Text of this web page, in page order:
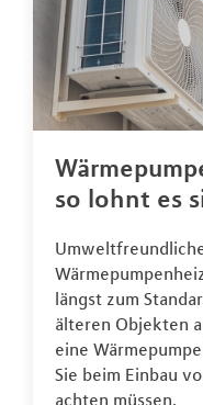
so lohnt es
längst zum
älteren Objekten
eine
Sie beim Einbau
achten müssen.